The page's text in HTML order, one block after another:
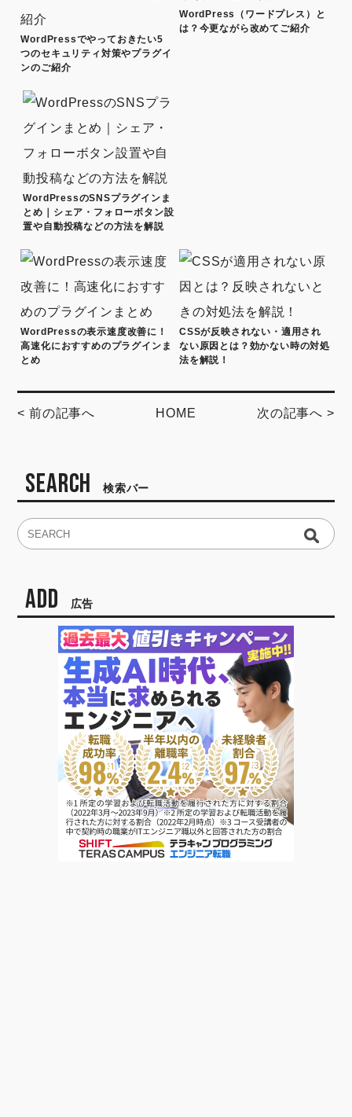
WordPressでやっておきたい5
つのセキュリティ対策やプラグイ
ンのご紹介
WordPress（ワードプレス）と
は？今更ながら改めてご紹介
WordPressのSNSプラグインま
とめ｜シェア・フォローボタン設
置や自動投稿などの方法を解説
WordPressの表示速度改善に！
高速化におすすめのプラグインま
とめ
CSSが反映されない・適用され
ない原因とは？効かない時の対処
法を解説！
< 前の記事へ HOME 次の記事へ >
SEARCH 検索バー
ADD 広告